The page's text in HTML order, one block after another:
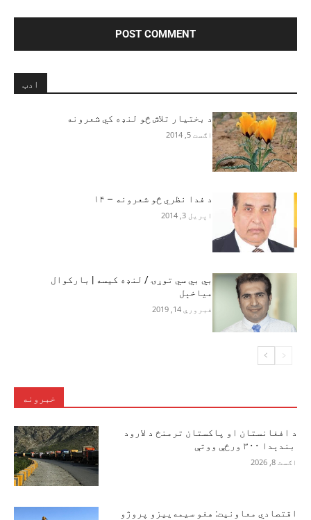
ادب
د بختیار تلاش څو لنډه کي شعرونه
اګست 5, 2014
د فدا نظري څو شعرونه – ۱۴
اپریل 3, 2014
بي بي سي توړۍ / لنډه کیسه | بارکوال
میاخېل
فبروري 14, 2019
خبرونه
د افغانستان او پاکستان ترمنځ د لارود
بندېدا ۳۰۰ ورځې ووتې
اګست 8, 2026
اقتصادي معاونیت: هغو سیمه‌ییزو پروژو